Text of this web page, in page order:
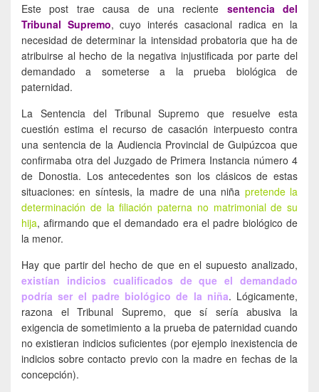
Este post trae causa de una reciente sentencia del
Tribunal Supremo, cuyo interés casacional radica en la
necesidad de determinar la intensidad probatoria que ha de
atribuirse al hecho de la negativa injustificada por parte del
demandado a someterse a la prueba biológica de
paternidad.
La Sentencia del Tribunal Supremo que resuelve esta
cuestión estima el recurso de casación interpuesto contra
una sentencia de la Audiencia Provincial de Guipúzcoa que
confirmaba otra del Juzgado de Primera Instancia número 4
de Donostia. Los antecedentes son los clásicos de estas
situaciones: en síntesis, la madre de una niña pretende la
determinación de la filiación paterna no matrimonial de su
hija, afirmando que el demandado era el padre biológico de
la menor.
Hay que partir del hecho de que en el supuesto analizado,
existían indicios cualificados de que el demandado
podría ser el padre biológico de la niña. Lógicamente,
razona el Tribunal Supremo, que sí sería abusiva la
exigencia de sometimiento a la prueba de paternidad cuando
no existieran indicios suficientes (por ejemplo inexistencia de
indicios sobre contacto previo con la madre en fechas de la
concepción).